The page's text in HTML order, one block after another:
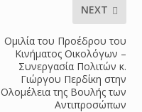
NEXT
Ομιλία του Προέδρου του
Κινήματος Οικολόγων –
Συνεργασία Πολιτών κ.
Γιώργου Περδίκη στην
Ολομέλεια της Βουλής των
Αντιπροσώπων